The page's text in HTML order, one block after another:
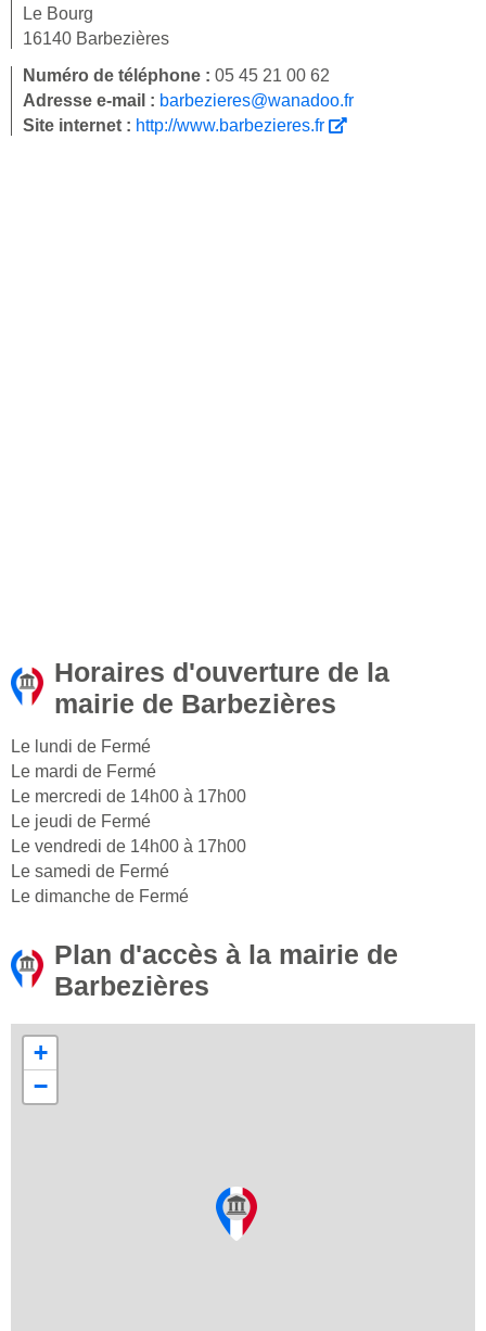
Le Bourg
16140 Barbezières
Numéro de téléphone : 05 45 21 00 62
Adresse e-mail : barbezieres@wanadoo.fr
Site internet : http://www.barbezieres.fr
Horaires d'ouverture de la
mairie de Barbezières
Le lundi de Fermé
Le mardi de Fermé
Le mercredi de 14h00 à 17h00
Le jeudi de Fermé
Le vendredi de 14h00 à 17h00
Le samedi de Fermé
Le dimanche de Fermé
Plan d'accès à la mairie de
Barbezières
+
−